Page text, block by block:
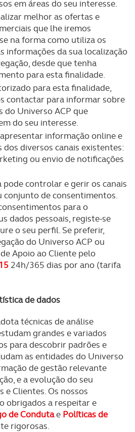
em áreas do seu interesse.
melhor as ofertas e
que lhe iremos
na forma como utiliza os
informações da sua localização
desde que tenha
para esta finalidade.
para esta finalidade,
contactar para informar sobre
do Universo ACP que
do seu interesse.
informação online e
diversos canais existentes:
ou envio de notificações
controlar e gerir os canais
conjunto de consentimentos.
para o
dados pessoais, registe-se
o seu perfil. Se preferir,
do Universo ACP ou
Apoio ao Cliente pelo
24h/365 dias por ano (tarifa
de dados
técnicas de análise
grandes e variados
para descobrir padrões e
as entidades do Universo
de gestão relevante
e a evolução do seu
e Clientes. Os nossos
obrigados a respeitar e
de Condutae Políticas de
rigorosas.